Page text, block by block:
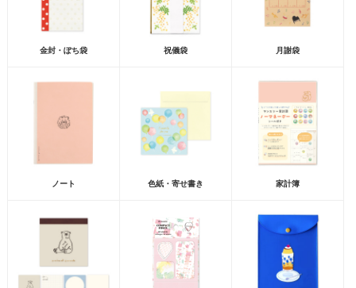
金封・ぽち袋 祝儀袋 月謝袋
ノート 色紙・寄せ書き 家計簿